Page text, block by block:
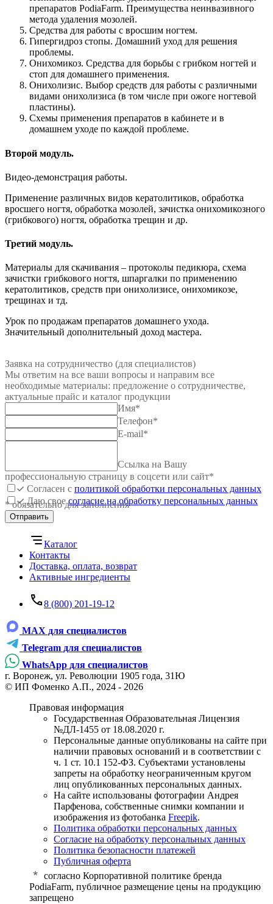
препаратов PodiaFarm. Преимущества неинвазивного
метода удаления мозолей.
Средства для работы с вросшим ногтем.
Гипергидроз стопы. Домашний уход для решения
проблемы.
Онихомикоз. Средства для борьбы с грибком ногтей и
стоп для домашнего применения.
Онихолизис. Выбор средств для работы с различными
видами онихолизиса (в том числе при ожоге ногтевой
пластины).
Схемы применения препаратов в кабинете и в
домашнем уходе по каждой проблеме.
Второй модуль.
Видео-демонстрация работы.
Применение различных видов кератолитиков, обработка
вросшего ногтя, обработка мозолей, зачистка онихомикозного
(грибкового) ногтя, обработка трещин и др.
Третий модуль.
Материалы для скачивания – протоколы педикюра, схема
зачистки грибкового ногтя, шпаргалки по применению
кератолитиков, средств при онихолизисе, онихомикозе,
трещинах и тд.
Урок по продажам препаратов домашнего ухода.
Значительный дополнительный доход мастера.
Заявка на сотрудничество (для специалистов)
Мы ответим на все ваши вопросы и направим все
необходимые материалы: предложение о сотрудничестве,
актуальные прайс и каталог продукции
Имя*
Телефон*
E-mail*
Ссылка на Вашу
профессиональную страницу в соцсети или сайт*
Согласен с политикой обработки персональных данных
Даю своесогласие на обработку персональных данных
* обязательно для заполнения
Отправить
Каталог
Контакты
Доставка, оплата, возврат
Активные ингредиенты
8 (800) 201-19-12
MAX для специалистов
Telegram для специалистов
WhatsApp для специалистов
г. Воронеж, ул. Революции 1905 года, 31Ю
© ИП Фоменко А.П., 2024 - 2026
Правовая информация
Государственная Образовательная Лицензия
№ДЛ-1455 от 18.08.2020 г.
Персональные данные опубликованы на сайте при
наличии правовых оснований и в соответствии с
ч. 1 ст. 10.1 152-ФЗ. Субъектами установлены
запреты на обработку неограниченным кругом
лиц опубликованных персональных данных.
На сайте использованы фотографии Андрея
Парфенова, собственные снимки компании и
изображения из фотобанка Freepik.
Политика обработки персональных данных
Согласие на обработку персональных данных
Политика безопасности платежей
Публичная оферта
cогласно Корпоративной политике бренда
PodiaFarm, публичное размещение цены на продукцию
запрещено